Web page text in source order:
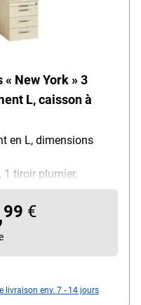
New York » 3
L, caisson à
en L, dimensions
1 tiroir plumier,
(L/P/H) :
dimensions
99 €
livraison env. 7 - 14 jours